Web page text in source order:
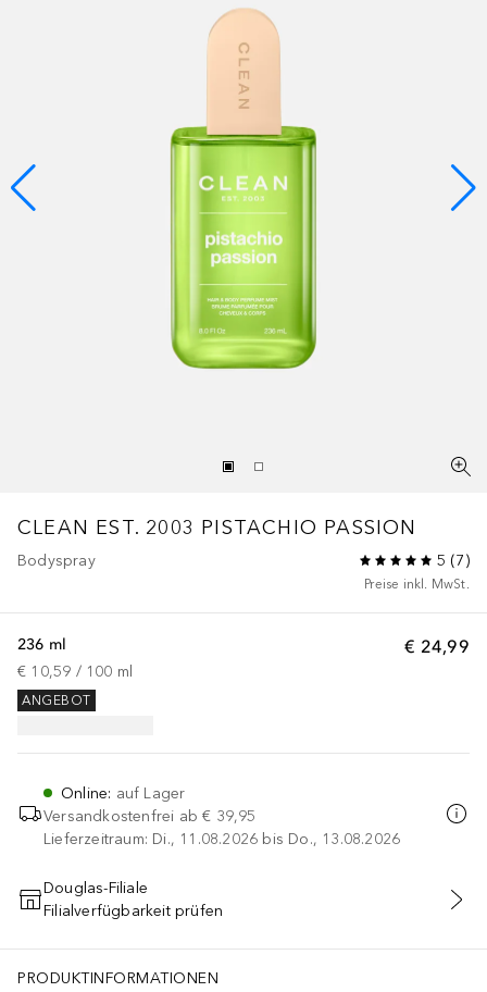
CLEAN EST. 2003 PISTACHIO PASSION
Bodyspray 5 (7)
Preise inkl. MwSt.
€ 24,99
236 ml
€ 10,59 / 100 ml
ANGEBOT
Online: auf Lager
Versandkostenfrei ab € 39,95
Lieferzeitraum: Di., 11.08.2026 bis Do., 13.08.2026
IN DEN WARENKORB
Douglas-Filiale
Filialverfügbarkeit prüfen
PRODUKTINFORMATIONEN